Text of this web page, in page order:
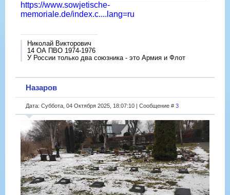
https://www.sowjetische-
memoriale.de/index.c....lang=ru
Николай Викторович
14 ОА ПВО 1974-1976
У России только два союзника - это Армия и Флот
Назаров
Дата: Суббота, 04 Октября 2025, 18:07:10 | Сообщение # 3